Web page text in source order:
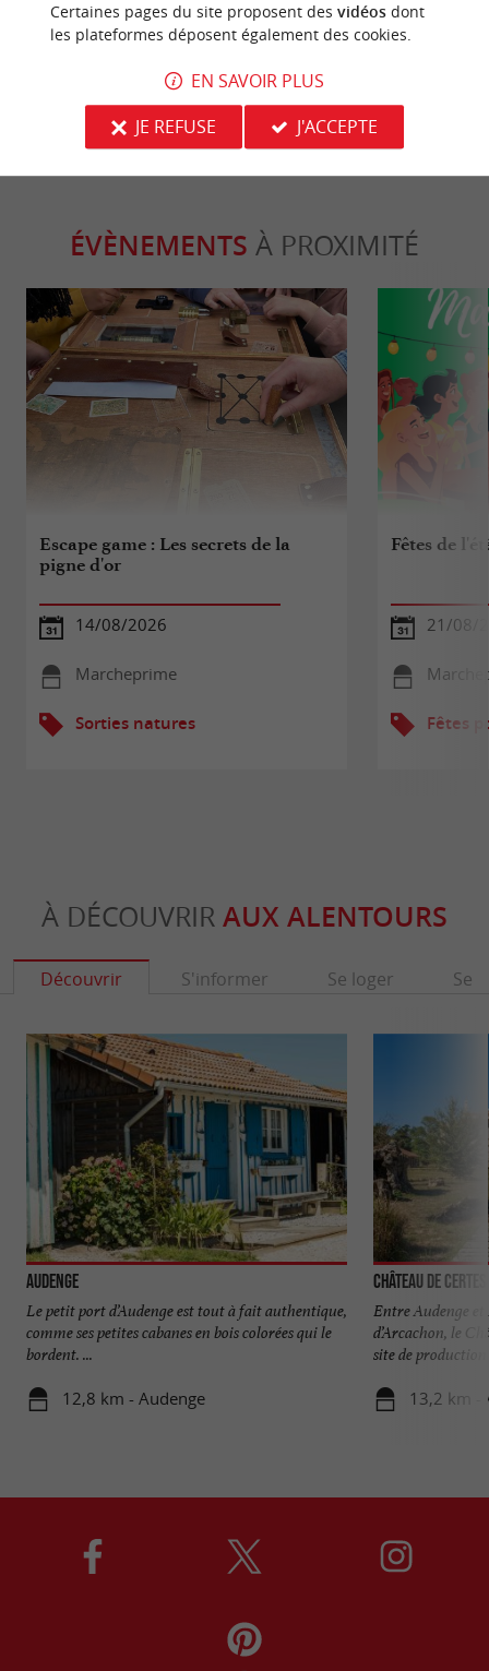
Domaine de Certes et de Graveyron :
balade nature
12,8 km - Audenge
Bassin
pour petits
ÉVÈNEMENTS À PROXIMITÉ
Escape game : Les secrets de la
pigne d'or
14/08/2026
Marcheprime
Sorties natures
Fêtes de
21/08/
Fêtes
À DÉCOUVRIR AUX ALENTOURS
Découvrir S'informer Se loger Se
Audenge
Le petit port d’Audenge est tout à fait authentique,
comme ses petites cabanes en bois colorées qui le
bordent. ...
12,8 km - Audenge
Château de Certes
Entre Audenge
d’Arcachon, le
site de production
13,2 km -
Certaines pages du site proposent des vidéosdont
les plateformes déposent également des cookies.
EN SAVOIR PLUS
JE REFUSE
J'ACCEPTE